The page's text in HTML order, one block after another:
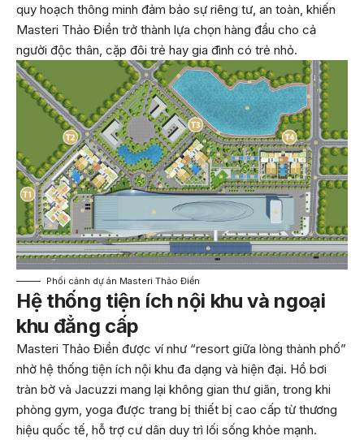
quy hoạch thông minh đảm bảo sự riêng tư, an toàn, khiến
Masteri Thảo Điền trở thành lựa chọn hàng đầu cho cả
người độc thân, cặp đôi trẻ hay gia đình có trẻ nhỏ.
Phối cảnh dự án Masteri Thảo Điền
Hệ thống tiện ích nội khu và ngoại
khu đẳng cấp
Masteri Thảo Điền được ví như “resort giữa lòng thành phố”
nhờ hệ thống tiện ích nội khu đa dạng và hiện đại. Hồ bơi
tràn bờ và Jacuzzi mang lại không gian thư giãn, trong khi
phòng gym, yoga được trang bị thiết bị cao cấp từ thương
hiệu quốc tế, hỗ trợ cư dân duy trì lối sống khỏe mạnh.